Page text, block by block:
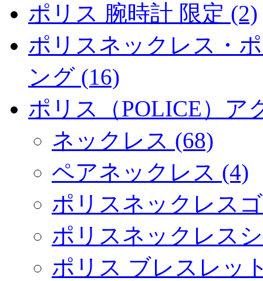
ポリス 腕時計 限定 (2)
ポリスネックレス・
ング (16)
ポリス（POLICE）ア
ネックレス (68)
ペアネックレス (4)
ポリスネックレス
ポリスネックレス
ポリス ブレスレッ